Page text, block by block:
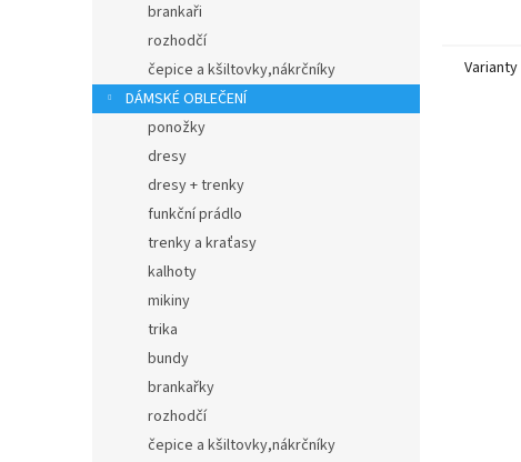
brankaři
rozhodčí
čepice a kšiltovky,nákrčníky
DÁMSKÉ OBLEČENÍ
ponožky
dresy
dresy + trenky
funkční prádlo
trenky a kraťasy
kalhoty
mikiny
trika
bundy
brankařky
rozhodčí
čepice a kšiltovky,nákrčníky
Varianty